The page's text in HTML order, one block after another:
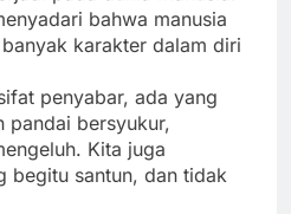
bahwa manusia
karakter dalam diri
penyabar, ada yang
pandai bersyukur,
Kita juga
begitu santun, dan tidak